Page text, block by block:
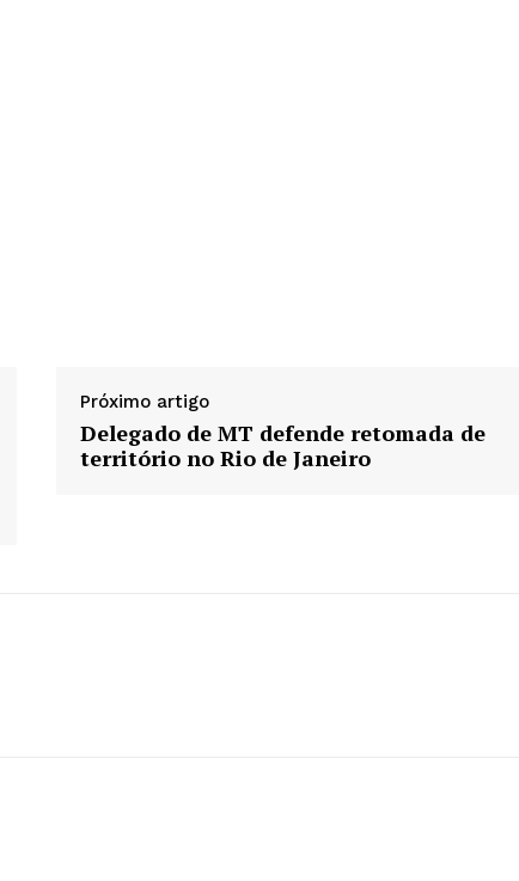
Próximo artigo
Delegado de MT defende retomada de
território no Rio de Janeiro